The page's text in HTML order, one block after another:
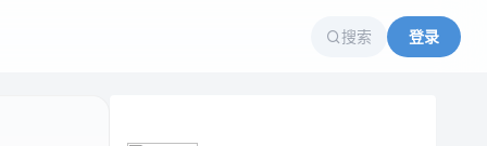
搜索 登录